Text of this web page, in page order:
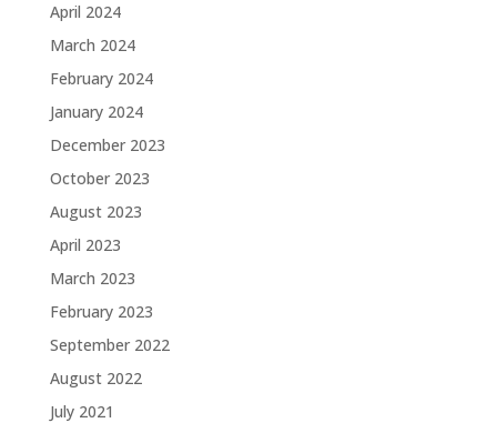
April 2024
March 2024
February 2024
January 2024
December 2023
October 2023
August 2023
April 2023
March 2023
February 2023
September 2022
August 2022
July 2021